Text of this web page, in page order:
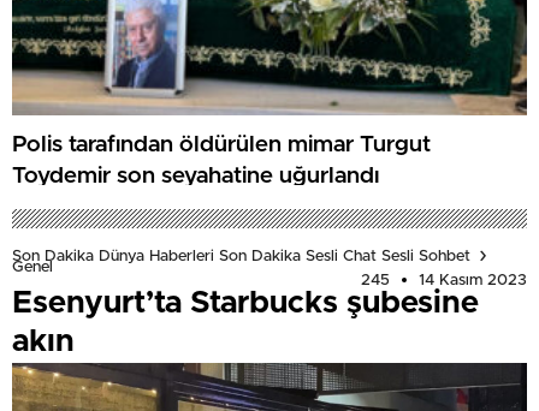
Polis tarafından öldürülen mimar Turgut
Toydemir son seyahatine uğurlandı
Son Dakika Dünya Haberleri Son Dakika Sesli Chat Sesli Sohbet
Genel
245
14 Kasım 2023
Esenyurt’ta Starbucks şubesine
akın